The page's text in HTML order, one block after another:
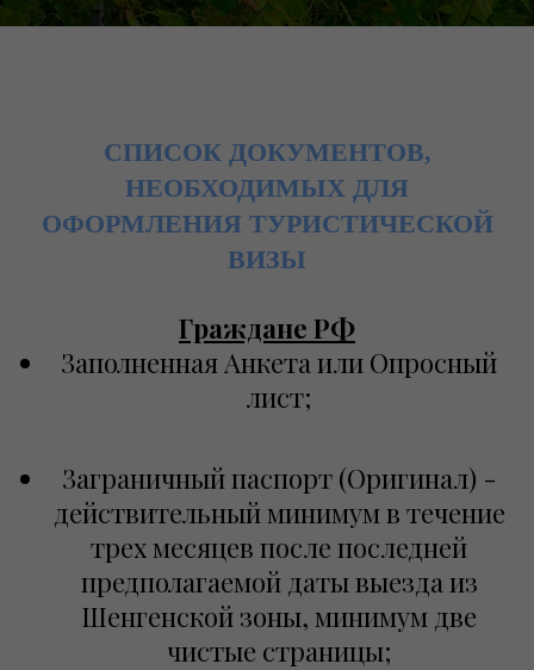
СПИСОК ДОКУМЕНТОВ,
НЕОБХОДИМЫХ ДЛЯ
ОФОРМЛЕНИЯ ТУРИСТИЧЕСКОЙ
ВИЗЫ
Граждане РФ
Заполненная Анкета или Опросный
лист;
Заграничный паспорт (Оригинал) -
действительный минимум в течение
трех месяцев после последней
предполагаемой даты выезда из
Шенгенской зоны, минимум две
чистые страницы;